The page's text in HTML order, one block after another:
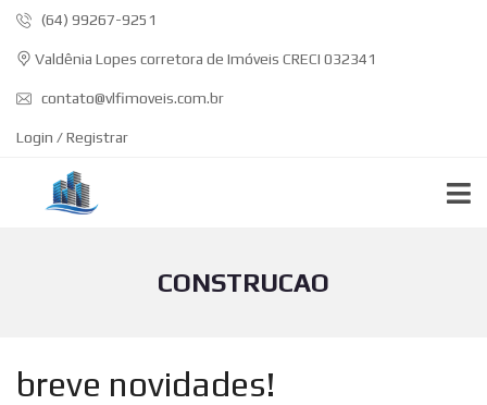
(64) 99267-9251
Valdênia Lopes corretora de Imóveis CRECI 032341
contato@vlfimoveis.com.br
Login / Registrar
CONSTRUCAO
breve novidades!